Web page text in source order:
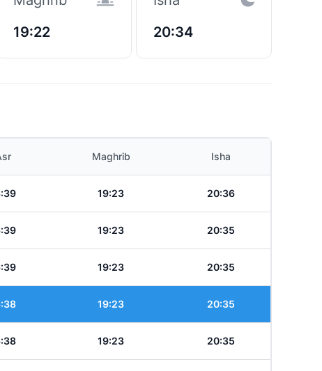
19:22
20:34
Maghrib Isha
19:23 20:36
19:23 20:35
19:23 20:35
19:23 20:35
19:23 20:35